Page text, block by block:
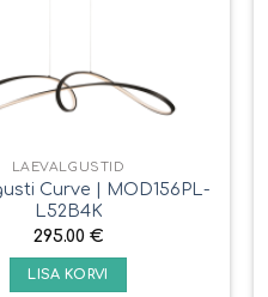
LAEVALGUSTID
Curve | MOD156PL-
L52B4K
295.00 €
LISA KORVI